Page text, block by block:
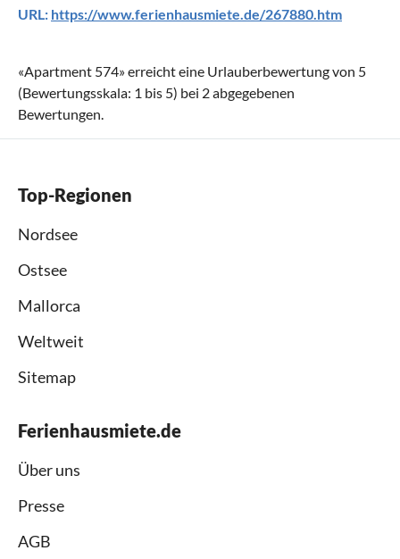
URL: https://www.ferienhausmiete.de/267880.htm
«Apartment 574» erreicht eine Urlauberbewertung von 5
(Bewertungsskala: 1 bis 5) bei 2abgegebenen
Bewertungen.
Top-Regionen
Nordsee
Ostsee
Mallorca
Weltweit
Sitemap
Ferienhausmiete.de
Über uns
Presse
AGB